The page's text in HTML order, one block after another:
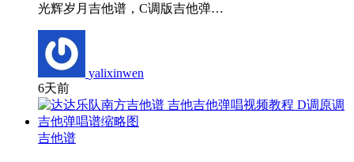
光辉岁月吉他谱，C调版吉他弹…
yalixinwen
6天前
吉他谱